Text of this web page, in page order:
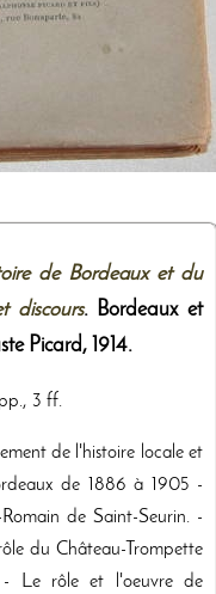
de Bordeaux et du
discours. Bordeaux et
Picard, 1914.
3 ff.
de l'histoire locale et
de 1886 à 1905 -
de Saint-Seurin. -
du Château-Trompette
- Le rôle et l'oeuvre de